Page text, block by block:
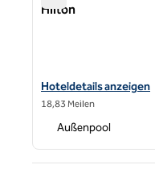
Hilton
Hoteldetails für das
Hoteldetails anzeigen
18,83 Meilen
Außenpool